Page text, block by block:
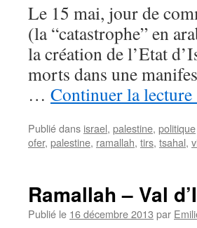
Le 15 mai, jour de
(la “catastrophe” en
la création de l’Etat
morts dans une
… Continuer la lecture
Publié dans israel, palestine, politique
ofer, palestine, ramallah, tirs, tsahal,
Ramallah – Val
Publié le 16 décembre 2013 par